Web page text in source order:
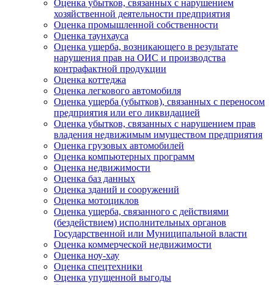
Оценка убытков, связанных с нарушением
хозяйственной деятельности предприятия
Оценка промышленной собственности
Оценка таунхауса
Оценка ущерба, возникающего в результате
нарушения прав на ОИС и производства
контрафактной продукции
Оценка коттеджа
Оценка легкового автомобиля
Оценка ущерба (убытков), связанных с переносом
предприятия или его ликвидацией
Оценка убытков, связанных с нарушением прав
владения недвижимым имуществом предприятия
Оценка грузовых автомобилей
Оценка компьютерных программ
Оценка недвижимости
Оценка баз данных
Оценка зданий и сооружений
Оценка мотоциклов
Оценка ущерба, связанного с действиями
(бездействием) исполнительных органов
Государственной или Муниципальной власти
Оценка коммерческой недвижимости
Оценка ноу-хау
Оценка спецтехники
Оценка упущенной выгоды